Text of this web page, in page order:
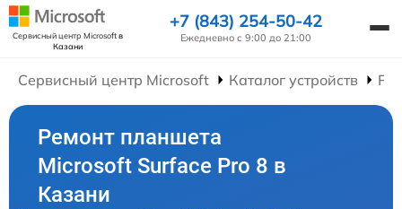
Сервисный центр Microsoftв
Казани
+7 (843) 254-50-42
Ежедневно с 9:00 до 21:00
Сервисный центр Microsoft Каталог устройств
Ремонт планшета
Microsoft Surface Pro 8 в
Казани